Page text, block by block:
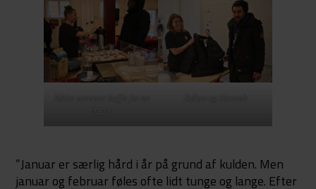
Rikke serverer kaffe for en
gæst
Zultan og Hannah
”Januar er særlig hård i år på grund af kulden. Men
januar og februar føles ofte lidt tunge og lange. Efter